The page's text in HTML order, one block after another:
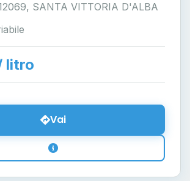
SANTA VITTORIA D'ALBA
litro
Vai